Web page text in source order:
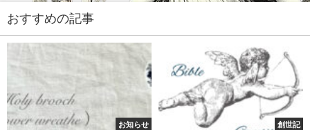
おすすめの記事
お知らせ 創世記